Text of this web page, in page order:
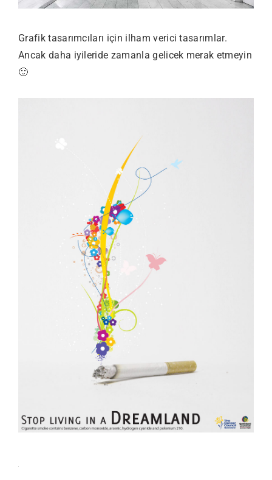
Grafik tasarımcıları için ilham verici tasarımlar.
Ancak daha iyileride zamanla gelicek merak etmeyin
🙂